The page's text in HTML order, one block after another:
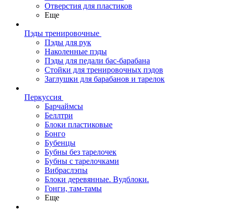
Отверстия для пластиков
Еще
Пэды тренировочные
Пэды для рук
Наколенные пэды
Пэды для педали бас-барабана
Стойки для тренировочных пэдов
Заглушки для барабанов и тарелок
Перкуссия
Барчаймсы
Беллтри
Блоки пластиковые
Бонго
Бубенцы
Бубны без тарелочек
Бубны с тарелочками
Вибраслэпы
Блоки деревянные. Вудблоки.
Гонги, там-тамы
Еще